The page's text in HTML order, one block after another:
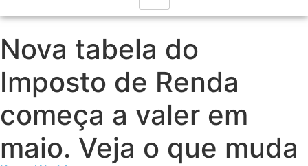
Nova tabela do
Imposto de Renda
começa a valer em
maio. Veja o que muda